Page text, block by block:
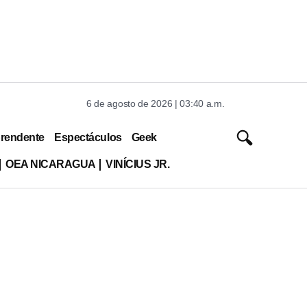
6 de agosto de 2026 | 03:40 a.m.
Espectáculos Geek
OEA NICARAGUA VINÍCIUS JR.